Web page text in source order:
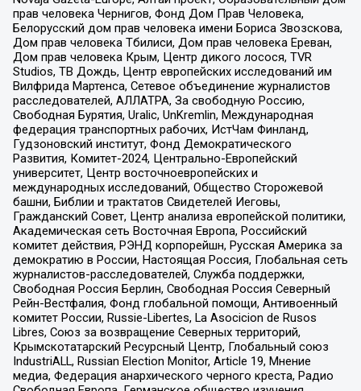
прав человека Чернигов, Фонд Дом Прав Человека,
Белорусский дом прав человека имени Бориса Звозскова,
Дом прав человека Тбилиси, Дом прав человека Ереван,
Дом прав человека Крым, Центр дикого лосося, TVR
Studios, ТВ Дождь, Центр европейских исследований им
Вилфрида Мартенса, Сетевое объединение журналистов
расследователей, АЛЛАТРА, За свободную Россию,
Свободная Бурятия, Uralic, UnKremlin, Международная
федерация транспортных рабочих, ИстЧам Финланд,
Гудзоновский институт, Фонд Демократического
Развития, Комитет-2024, Центрально-Европейский
университет, Центр восточноевропейских и
международных исследований, Общество Сторожевой
башни, Библии и трактатов Свидетелей Иеговы,
Гражданский Совет, Центр анализа европейской политики,
Академическая сеть Восточная Европа, Российский
комитет действия, РЭНД корпорейшн, Русская Америка за
демократию в России, Настоящая Россия, Глобальная сеть
журналистов-расследователей, Служба поддержки,
Свободная Россия Берлин, Свободная Россия Северный
Рейн-Вестфалия, Фонд глобальной помощи, Антивоенный
комитет России, Russie-Libertes, La Asocicion de Rusos
Libres, Союз за возвращение Северных территорий,
Крымскотатарский Ресурсный Центр, Глобальный союз
IndustriALL, Russian Election Monitor, Article 19, Мнение
медиа, Федерация анархического черного креста, Радио